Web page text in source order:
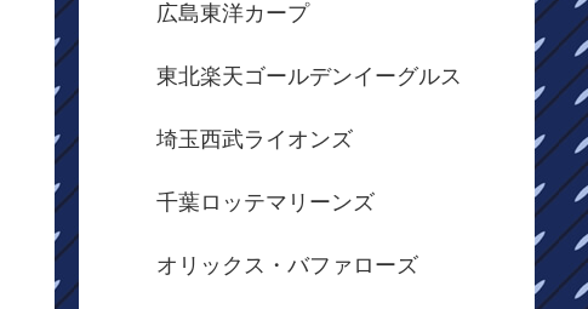
広島東洋カープ
東北楽天ゴールデンイーグルス
埼玉西武ライオンズ
千葉ロッテマリーンズ
オリックス・バファローズ